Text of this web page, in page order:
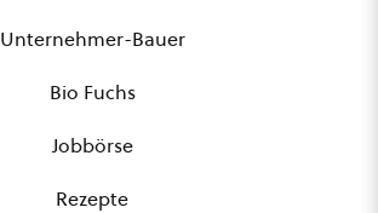
Unternehmer-Bauer
Bio Fuchs
Jobbörse
Rezepte